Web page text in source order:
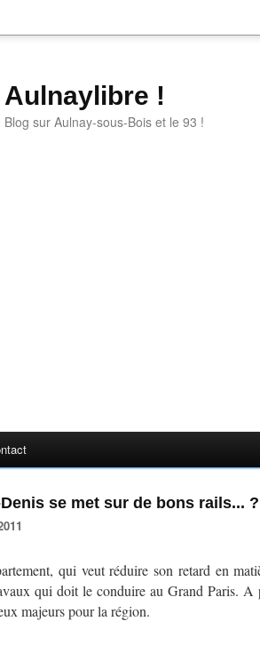
Aulnaylibre !
Blog sur Aulnay-sous-Bois et le 93 !
se met sur de bons rails... ?
qui veut réduire son retard en
qui doit le conduire au Grand Paris.
majeurs pour la région.